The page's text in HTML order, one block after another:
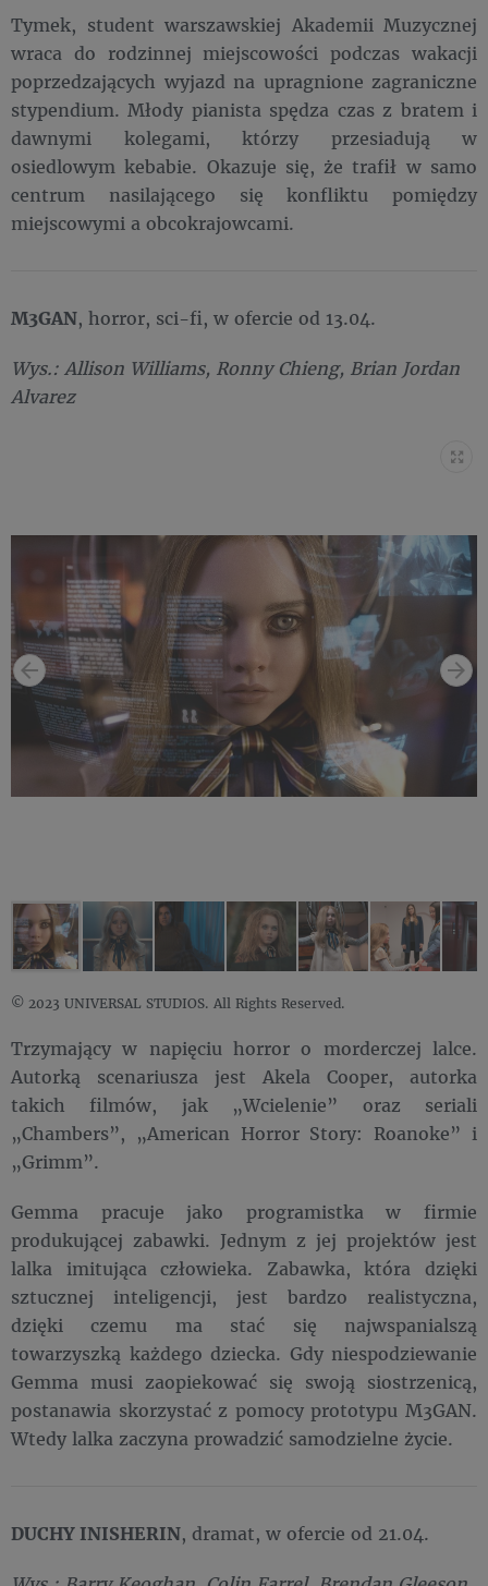
Tymek, student warszawskiej Akademii Muzycznej
wraca do rodzinnej miejscowości podczas wakacji
poprzedzających wyjazd na upragnione zagraniczne
stypendium. Młody pianista spędza czas z bratem i
dawnymi kolegami, którzy przesiadują w
osiedlowym kebabie. Okazuje się, że trafił w samo
centrum nasilającego się konfliktu pomiędzy
miejscowymi a obcokrajowcami.
M3GAN, horror, sci-fi, w ofercie od 13.04.
Wys.: Allison Williams, Ronny Chieng, Brian Jordan
Alvarez
© 2023 UNIVERSAL STUDIOS. All Rights Reserved.
Trzymający w napięciu horror o morderczej lalce.
Autorką scenariusza jest Akela Cooper, autorka
takich filmów, jak „Wcielenie” oraz seriali
„Chambers”, „American Horror Story: Roanoke” i
„Grimm”.
Gemma pracuje jako programistka w firmie
produkującej zabawki. Jednym z jej projektów jest
lalka imitująca człowieka. Zabawka, która dzięki
sztucznej inteligencji, jest bardzo realistyczna,
dzięki czemu ma stać się najwspanialszą
towarzyszką każdego dziecka. Gdy niespodziewanie
Gemma musi zaopiekować się swoją siostrzenicą,
postanawia skorzystać z pomocy prototypu M3GAN.
Wtedy lalka zaczyna prowadzić samodzielne życie.
DUCHY INISHERIN, dramat, w ofercie od 21.04.